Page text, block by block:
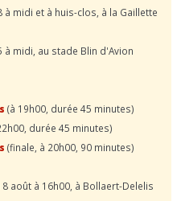
à midi et à huis-clos, à la Gaillette
à midi, au stade Blin d'Avion
(à 19h00, durée 45 minutes)
durée 45 minutes)
(finale, à 20h00, 90 minutes)
8 août à 16h00, à Bollaert-Delelis